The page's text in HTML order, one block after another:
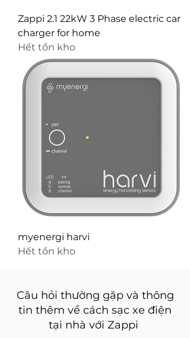
Zappi 2.1 22kW 3 Phase electric car
charger for home
Hết tồn kho
myenergi harvi
Hết tồn kho
Câu hỏi thường gặp và thông
tin thêm về cách sạc xe điện
tại nhà với Zappi